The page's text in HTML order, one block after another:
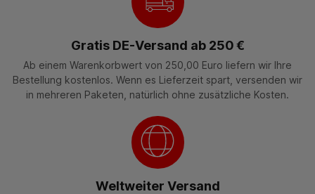
Gratis DE-Versand ab 250 €
Ab einem Warenkorbwert von 250,00 Euro liefern wir Ihre
Bestellung kostenlos. Wenn es Lieferzeit spart, versenden wir
in mehreren Paketen, natürlich ohne zusätzliche Kosten.
Weltweiter Versand